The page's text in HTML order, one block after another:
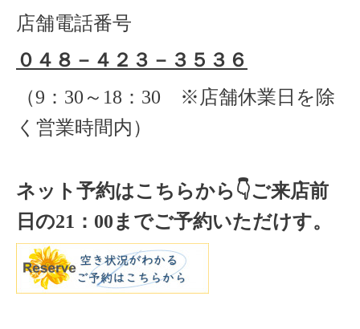
店舗電話番号
０４８－４２３－３５３６
（9 ： 30 ～ 18 ： 30 ※店舗休業日を除
く 営業時間内）
ネット予約はこちらから👇ご来店前
日の21 ： 00までご予約いただけす。